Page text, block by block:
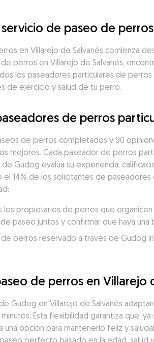
de paseo de
en Villarejo de Salvanés comienza
perros en Villarejo de Salvanés,
los paseadores particulares de
de ejercicio y salud de tu perro.
de perros
de perros completados y 90
mejores. Cada paseador de perros
Gudog evalúa su experiencia,
el 14% de los solicitantes de
los propietarios de perros que
paseo juntos y confirmar que haya
perros reservado a través de Gudog
de perros en Villarejo
Gudog en Villarejo de Salvanés
Esta flexibilidad garantiza que,
una opción para mantenerlo feliz y
perfecto basado en la edad, salud